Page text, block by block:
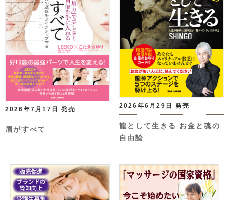
2026年7月17日 発売
眉がすべて
2026年6月29日 発売
龍として生きる お金と魂の
自由論